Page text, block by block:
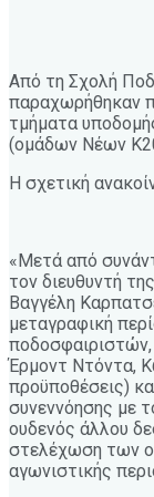
Από τη Σχολή
παραχωρήθηκαν
τμήματα
(ομάδων Νέων
Η σχετική
«Μετά από
τον διευθυντή
Βαγγέλη
μεταγραφική
ποδοσφαιριστών,
Έρμοντ Ντόντα,
προϋποθέσεις)
συνεννόησης με
ουδενός άλλου
στελέχωση των
αγωνιστικής